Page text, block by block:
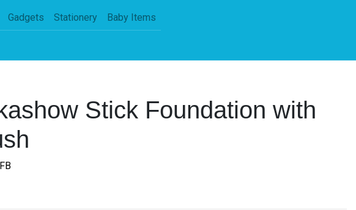
Gadgets Stationery Baby Items
Stick Foundation with